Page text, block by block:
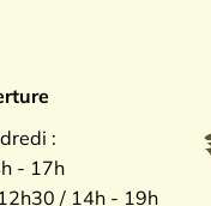
:
- 17h
/ 14h - 19h